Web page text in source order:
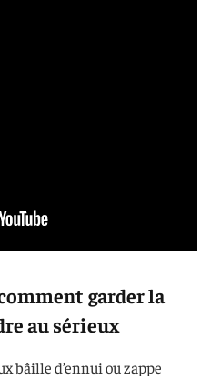
garder la
au sérieux
bâille d’ennui ou zappe